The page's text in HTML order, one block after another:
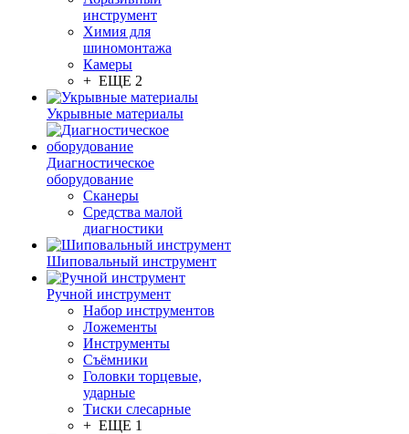
инструмент
Химия для
шиномонтажа
Камеры
+ ЕЩЕ 2
Укрывные материалы
Диагностическое
оборудование
Сканеры
Средства малой
диагностики
Шиповальный инструмент
Ручной инструмент
Набор инструментов
Ложементы
Инструменты
Съёмники
Головки торцевые,
ударные
Тиски слесарные
+ ЕЩЕ 1